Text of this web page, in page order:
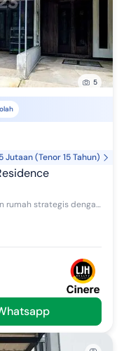
5
Jutaan (Tenor 15 Tahun)
Kesempatan terbatas buat Anda dapatkan rumah strategis dengan return investasi tinggi di Cinere, Depok. Rumah ini menawarkan lokasi yang strategis...